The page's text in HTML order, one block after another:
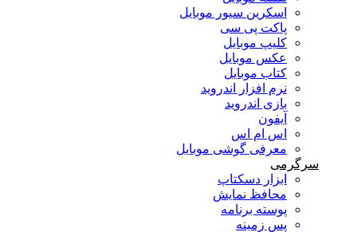
اسکرین سیور موبایل
پاکت پی سی
کلیپ موبایل
عکس موبایل
کتاب موبایل
نرم افزار اندروید
بازی اندروید
آیفون
اس ام اس
معرفی گوشی موبایل
سرگرمی
ابزار دسکتاپ
محافظ نمایش
پوسته برنامه
پس زمینه